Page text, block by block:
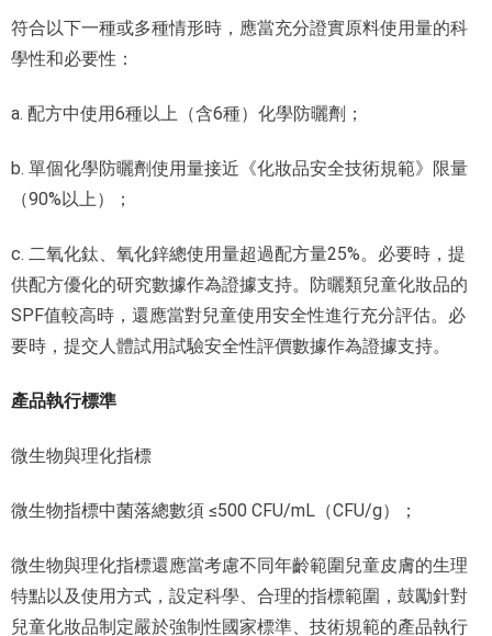
符合以下一種或多種情形時，應當充分證實原料使用量的科
學性和必要性：
a. 配方中使用6種以上（含6種）化學防曬劑；
b. 單個化學防曬劑使用量接近《化妝品安全技術規範》限量
（90%以上）；
c. 二氧化鈦、氧化鋅總使用量超過配方量25%。必要時，提
供配方優化的研究數據作為證據支持。防曬類兒童化妝品的
SPF值較高時，還應當對兒童使用安全性進行充分評估。必
要時，提交人體試用試驗安全性評價數據作為證據支持。
產品執行標準
微生物與理化指標
微生物指標中菌落總數須 ≤500 CFU/mL（CFU/g）；
微生物與理化指標還應當考慮不同年齡範圍兒童皮膚的生理
特點以及使用方式，設定科學、合理的指標範圍，鼓勵針對
兒童化妝品制定嚴於強制性國家標準、技術規範的產品執行